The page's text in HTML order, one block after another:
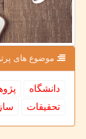
موضوع های
دانشگاه
تحقیقات